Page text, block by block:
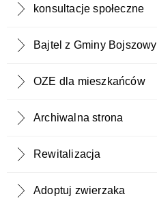
konsultacje społeczne
Bajtel z Gminy Bojszowy
OZE dla mieszkańców
Archiwalna strona
Rewitalizacja
Adoptuj zwierzaka